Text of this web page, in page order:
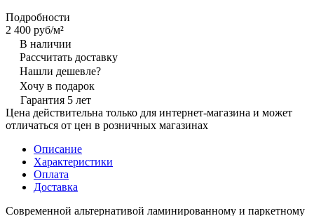
Подробности
2 400 руб/м²
В наличии
Рассчитать доставку
Нашли дешевле?
Хочу в подарок
Гарантия 5 лет
Цена действительна только для интернет-магазина и может
отличаться от цен в розничных магазинах
Описание
Характеристики
Оплата
Доставка
Современной альтернативой ламинированному и паркетному